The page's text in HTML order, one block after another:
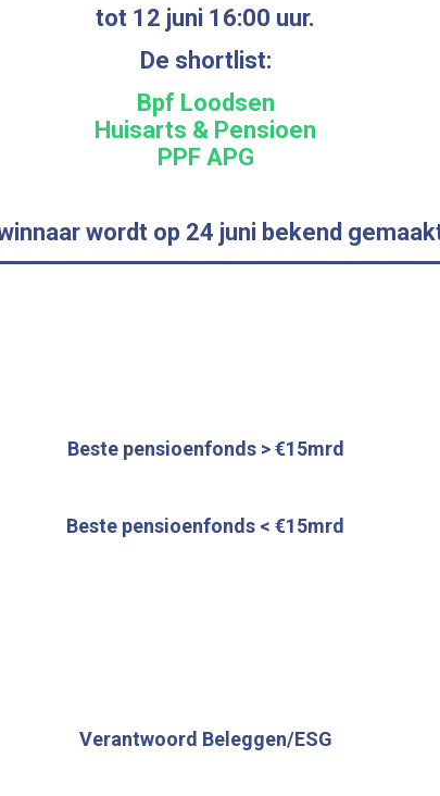
tot 12 juni 16:00 uur.
De shortlist:
Bpf Loodsen
Huisarts & Pensioen
PPF APG
wordt op 24 juni bekend
Beste pensioenfonds > €15mrd
Beste pensioenfonds < €15mrd
Verantwoord Beleggen/ESG